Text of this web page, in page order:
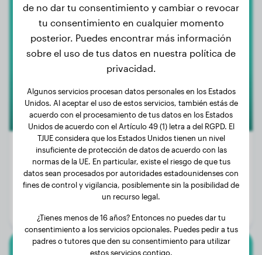
Pastor Alemán
Tess
Peso:
25 kg
Género:
de no dar tu consentimiento y cambiar o revocar
tu consentimiento en cualquier momento
posterior. Puedes encontrar más información
sobre el uso de tus datos en nuestra política de
privacidad.
Algunos servicios procesan datos personales en los Estados
Unidos. Al aceptar el uso de estos servicios, también estás de
acuerdo con el procesamiento de tus datos en los Estados
Unidos de acuerdo con el Artículo 49 (1) letra a del RGPD. El
TJUE considera que los Estados Unidos tienen un nivel
insuficiente de protección de datos de acuerdo con las
normas de la UE. En particular, existe el riesgo de que tus
datos sean procesados por autoridades estadounidenses con
fines de control y vigilancia, posiblemente sin la posibilidad de
un recurso legal.
¿Tienes menos de 16 años? Entonces no puedes dar tu
consentimiento a los servicios opcionales. Puedes pedir a tus
padres o tutores que den su consentimiento para utilizar
estos servicios contigo.